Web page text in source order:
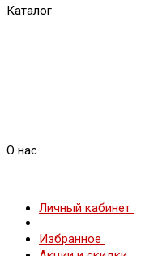
Каталог
О нас
Личный кабинет
Избранное